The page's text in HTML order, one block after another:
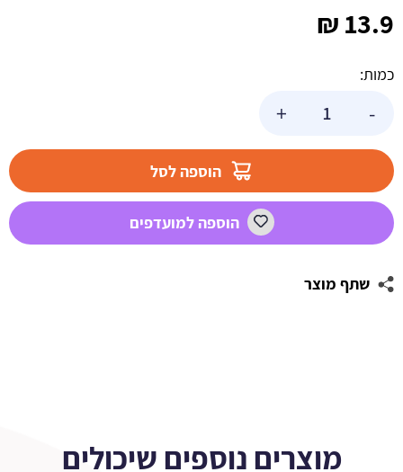
13.9
₪
כמות:
-
זית
+
הוספה לסל
הוספה למועדפים
שתף מוצר
מוצרים נוספים שיכולים